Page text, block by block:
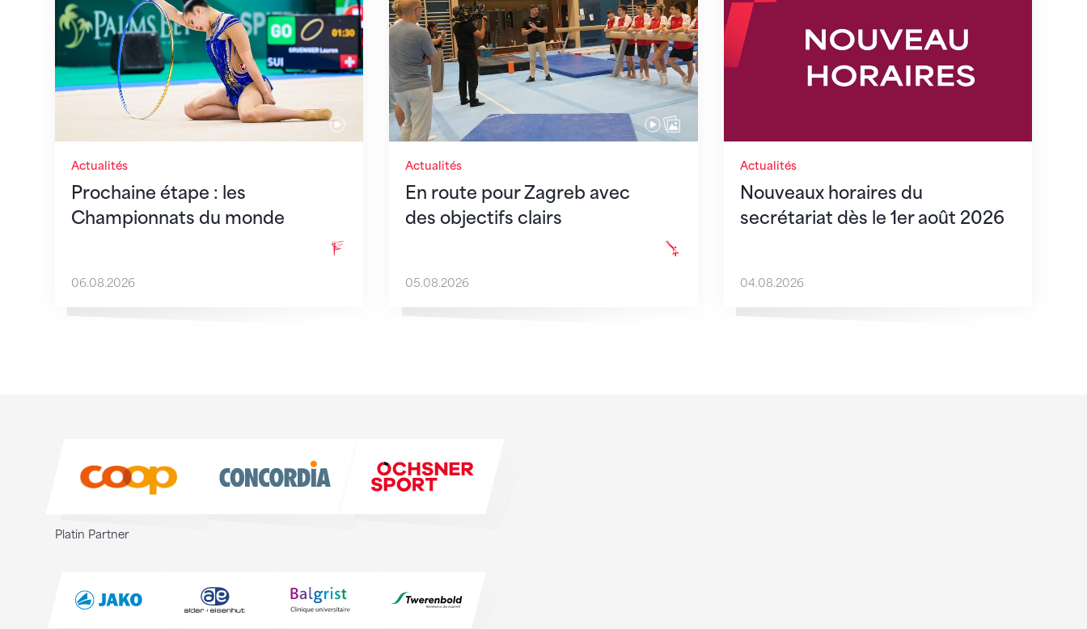
Actualités
Prochaine étape : les
Championnats du monde
06.08.2026
Actualités
En route pour Zagreb avec
des objectifs clairs
05.08.2026
Actualités
Nouveaux horaires du
secrétariat dès le 1er août 2026
04.08.2026
Platin Partner